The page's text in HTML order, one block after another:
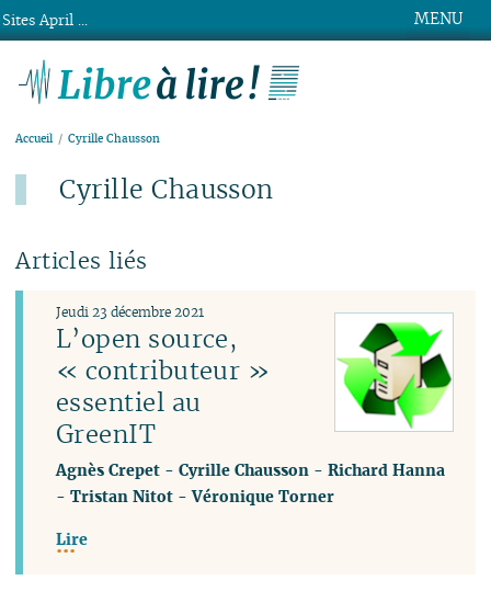
MENU
Accueil Cyrille Chausson
Cyrille Chausson
Articles liés
L’open source,
« contributeur »
essentiel au
GreenIT
Jeudi 23 décembre 2021
Agnès Crepet -Cyrille Chausson -Richard Hanna
-Tristan Nitot -Véronique Torner
Lire
Sites April ...